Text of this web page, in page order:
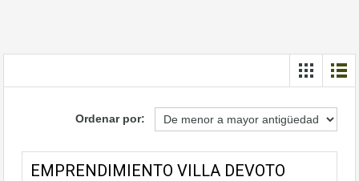
Ordenar por:
EMPRENDIMIENTO VILLA DEVOTO